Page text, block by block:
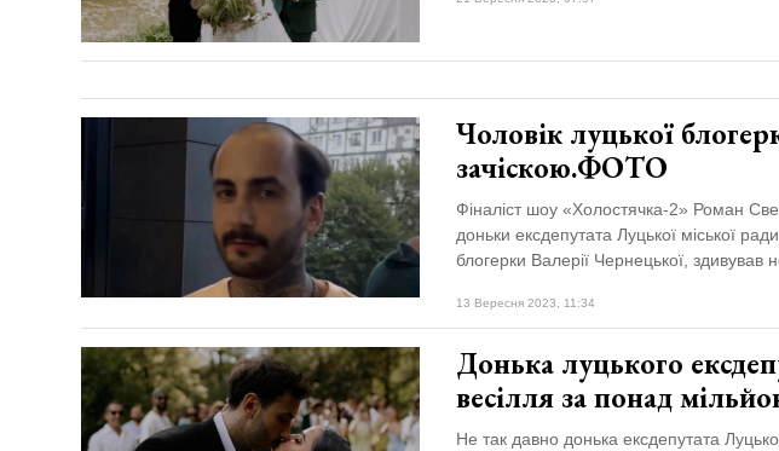
Чоловік луцької
зачіскою.ФОТО
Фіналіст шоу «Холостячка-2» Роман
доньки ексдепутата Луцької міської
блогерки Валерії Чернецької, здивував
13 Вересня 2023, 11:34
Донька луцького
весілля за понад
Не так давно донька ексдепутата